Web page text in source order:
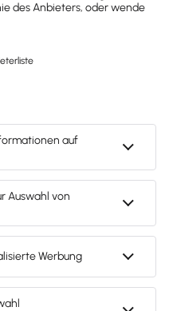
des
13. Gehalt)
an einen
belohnt,
dass das
Stichtag
Beim
bei einem